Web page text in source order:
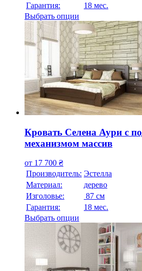
Гарантия:
18 мес.
Выбрать опции
Кровать Селена Аури с
механизмом массив
от 17 700 ₴
Производитель: Эстелла
Материал:
дерево
Изголовье:
87 см
Гарантия:
18 мес.
Выбрать опции